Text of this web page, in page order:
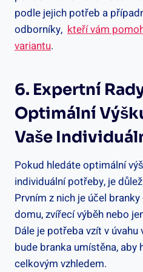
podle jejich potřeb a
odborníky, ⁤ kteří ⁣vám
variantu.
6. Expertní⁣
Optimální
⁣vaše
Pokud hledáte optimální
‌individuální potřeby, je
⁣Prvním z nich je ‍účel
domu, zvířecí výběh nebo
Dále je ⁣potřeba vzít v
bude branka umístěna, aby
celkovým ⁢vzhledem.